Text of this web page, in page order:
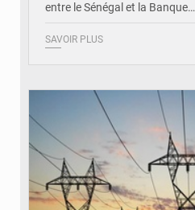
entre le Sénégal et la Banque…
SAVOIR PLUS